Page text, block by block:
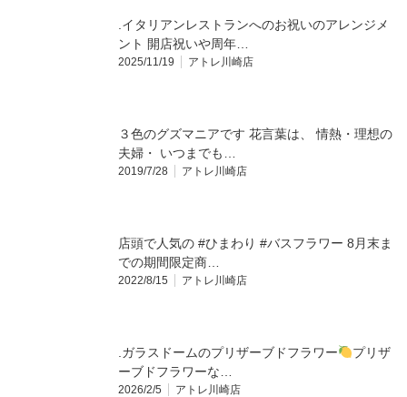
.イタリアンレストランへのお祝いのアレンジメ
ント 開店祝いや周年…
2025/11/19 アトレ川崎店
３色のグズマニアです 花言葉は、 情熱・理想の
夫婦・ いつまでも…
2019/7/28 アトレ川崎店
店頭で人気の #ひまわり #バスフラワー 8月末ま
での期間限定商…
2022/8/15 アトレ川崎店
.⁡ガラスドームのプリザーブドフラワー
⁡プリザ
ーブドフラワーな…
2026/2/5 アトレ川崎店